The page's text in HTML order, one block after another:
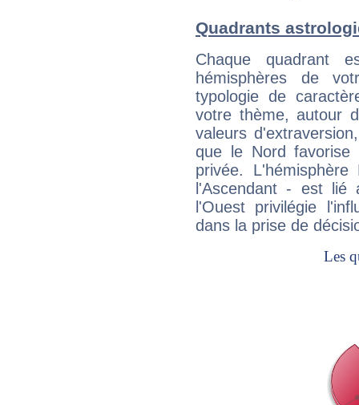
Quadrants
Chaque quadrant
hémisphères de
typologie de
votre thème, autour
valeurs
que le Nord favorise
privée.
l'Ascendant - est
l'Ouest privilégie
dans la prise de